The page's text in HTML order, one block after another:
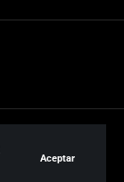
Aceptar